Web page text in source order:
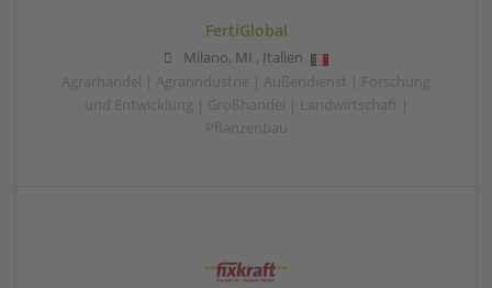
FertiGlobal
Milano, MI , Italien
Agrarhandel | Agrarindustrie | Außendienst | Forschung
und Entwicklung | Großhandel | Landwirtschaft |
Pflanzenbau